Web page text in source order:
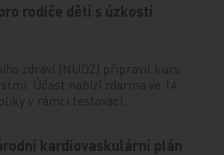
rodiče dětí s úzkostí
zdraví (NUDZ) připravil kurs
Účast nabízí zdarma ve 14
v rámci testovací…
kardiovaskulární plán